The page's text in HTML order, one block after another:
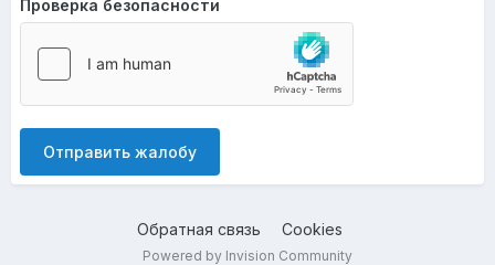
Проверка безопасности
Отправить жалобу
Обратная связь Cookies
Powered by Invision Community